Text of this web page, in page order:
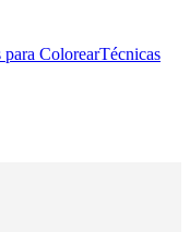
ColorearTécnicas